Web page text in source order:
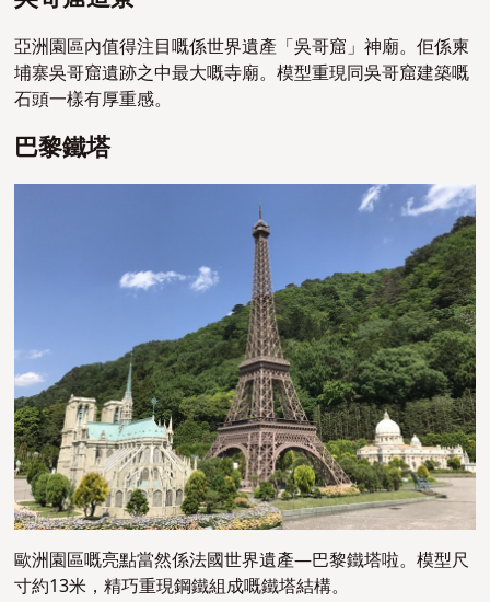
亞洲園區內值得注目嘅係世界遺產「吳哥窟」神廟。佢係柬
埔寨吳哥窟遺跡之中最大嘅寺廟。模型重現同吳哥窟建築嘅
石頭一樣有厚重感。
巴黎鐵塔
歐洲園區嘅亮點當然係法國世界遺產—巴黎鐵塔啦。模型尺
寸約13米，精巧重現鋼鐵組成嘅鐵塔結構。